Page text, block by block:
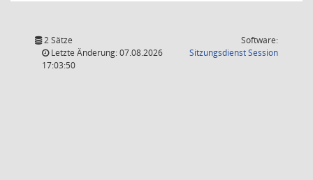
2 Sätze
Letzte Änderung: 07.08.2026
17:03:50
Software:
SitzungsdienstSession(Wird in